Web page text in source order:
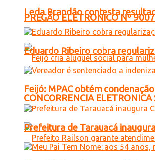
PREGÃO ELETRONICO Nº
CONCORRENCIA
Leda Brandão contesta
Eduardo Ribeiro cobra
Feijó: MPAC obtém
Prefeitura de Tarauacá